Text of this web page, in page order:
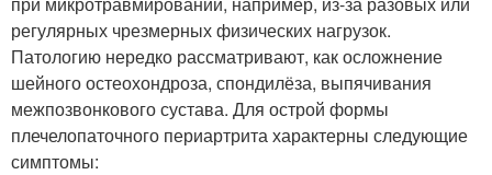
регулярных чрезмерных физических нагрузок.
Патологию нередко рассматривают, как осложнение
шейного остеохондроза, спондилёза, выпячивания
межпозвонкового сустава. Для острой формы
плечелопаточного периартрита характерны следующие
симптомы: